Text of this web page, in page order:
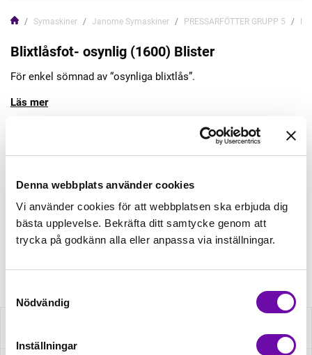
Denna webbplats använder cookies
Vi använder cookies för att webbplatsen ska erbjuda dig
bästa upplevelse. Bekräfta ditt samtycke genom att
trycka på godkänn alla eller anpassa via inställningar.
Nödvändig
Inställningar
Symaskiner Janome Symaskiner PRESSARFÖTTER GRUPP 5
Blixtlåsfot- osynlig (1600) Blister
För enkel sömnad av “osynliga blixtlås”.
Läs mer
Lägg till varukorgen
Finns i lager